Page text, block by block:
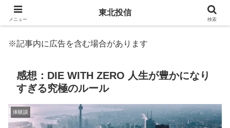
※記事内に広告を含む場合があります
感想：DIE WITH ZERO 人生が豊かになり
すぎる究極のルール
体験談
メニュー
東北投信
検索